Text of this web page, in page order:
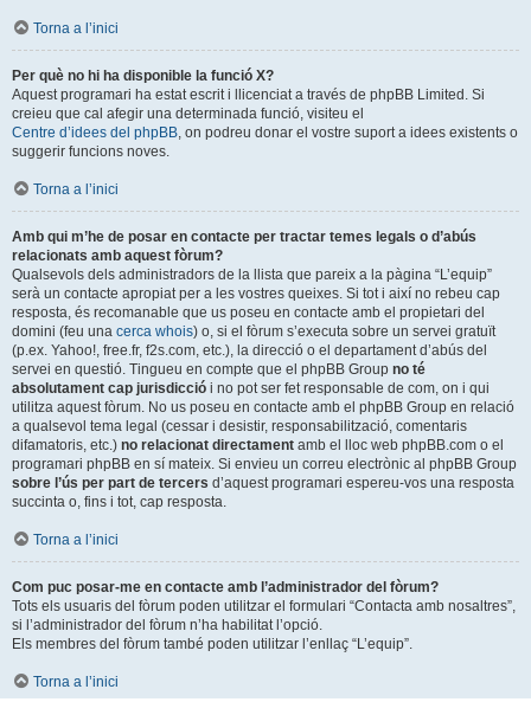
Torna a l’inici
Per què no hi ha disponible la funció X?
Aquest programari ha estat escrit i llicenciat a través de phpBB Limited. Si
creieu que cal afegir una determinada funció, visiteu el
Centre d’idees del phpBB, on podreu donar el vostre suport a idees existents o
suggerir funcions noves.
Torna a l’inici
Amb qui m’he de posar en contacte per tractar temes legals o d’abús
relacionats amb aquest fòrum?
Qualsevols dels administradors de la llista que pareix a la pàgina “L’equip”
serà un contacte apropiat per a les vostres queixes. Si tot i així no rebeu cap
resposta, és recomanable que us poseu en contacte amb el propietari del
domini (feu una cerca whois) o, si el fòrum s’executa sobre un servei gratuït
(p.ex. Yahoo!, free.fr, f2s.com, etc.), la direcció o el departament d’abús del
servei en questió. Tingueu en compte que el phpBB Group no té
absolutament cap jurisdicció i no pot ser fet responsable de com, on i qui
utilitza aquest fòrum. No us poseu en contacte amb el phpBB Group en relació
a qualsevol tema legal (cessar i desistir, responsabilització, comentaris
difamatoris, etc.) no relacionat directament amb el lloc web phpBB.com o el
programari phpBB en sí mateix. Si envieu un correu electrònic al phpBB Group
sobre l’ús per part de tercers d’aquest programari espereu-vos una resposta
succinta o, fins i tot, cap resposta.
Torna a l’inici
Com puc posar-me en contacte amb l’administrador del fòrum?
Tots els usuaris del fòrum poden utilitzar el formulari “Contacta amb nosaltres”,
si l’administrador del fòrum n’ha habilitat l’opció.
Els membres del fòrum també poden utilitzar l’enllaç “L’equip”.
Torna a l’inici